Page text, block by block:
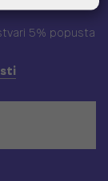
5% popusta